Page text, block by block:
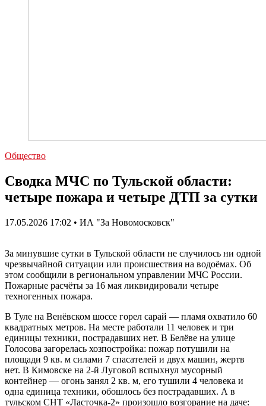
Общество
Сводка МЧС по Тульской области:
четыре пожара и четыре ДТП за сутки
17.05.2026 17:02 • ИА "За Новомосковск"
За минувшие сутки в Тульской области не случилось ни одной
чрезвычайной ситуации или происшествия на водоёмах. Об
этом сообщили в региональном управлении МЧС России.
Пожарные расчёты за 16 мая ликвидировали четыре
техногенных пожара.
В Туле на Венёвском шоссе горел сарай — пламя охватило 60
квадратных метров. На месте работали 11 человек и три
единицы техники, пострадавших нет. В Белёве на улице
Голосова загорелась хозпостройка: пожар потушили на
площади 9 кв. м силами 7 спасателей и двух машин, жертв
нет. В Кимовске на 2-й Луговой вспыхнул мусорный
контейнер — огонь занял 2 кв. м, его тушили 4 человека и
одна единица техники, обошлось без пострадавших. А в
тульском СНТ «Ласточка-2» произошло возгорание на даче: